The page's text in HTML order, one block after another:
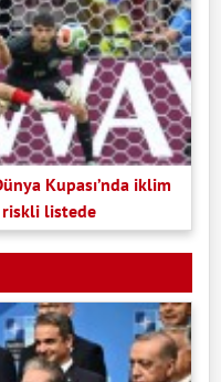
Kupası’nda iklim
riskli listede